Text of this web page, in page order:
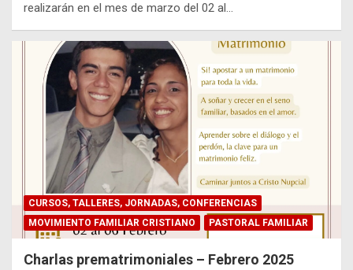
realizarán en el mes de marzo del 02 al…
CURSOS, TALLERES, JORNADAS, CONFERENCIAS
MOVIMIENTO FAMILIAR CRISTIANO
PASTORAL FAMILIAR
Charlas prematrimoniales – Febrero 2025